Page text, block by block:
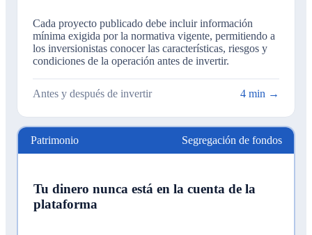
Cada proyecto publicado debe incluir información
mínima exigida por la normativa vigente, permitiendo a
los inversionistas conocer las características, riesgos y
condiciones de la operación antes de invertir.
Antes y después de invertir 4 min →
Patrimonio Segregación de fondos
Tu dinero nunca está en la cuenta de la
plataforma